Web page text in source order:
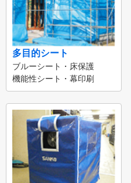
多目的シート
ブルーシート・床保護
機能性シート・幕印刷